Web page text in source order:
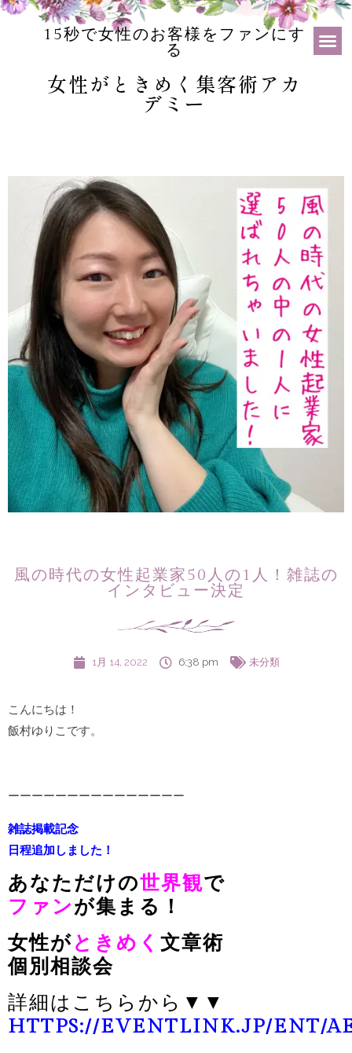
15秒で女性のお客様をファンにす
る
女性がときめく集客術アカ
デミー
風の時代の女性起業家50人の1人！雑誌の
インタビュー決定
1月 14, 2022 6:38 pm 未分類
こんにちは！
飯村ゆりこです。
ーーーーーーーーーーーーーーー
雑誌掲載記念
日程追加しました！
あなただけの世界観で
ファンが集まる！
女性がときめく 文章術
個別相談会
詳細はこちらから▼▼
HTTPS://EVENTLINK.JP/ENT/